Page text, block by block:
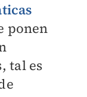
ponen
tal es